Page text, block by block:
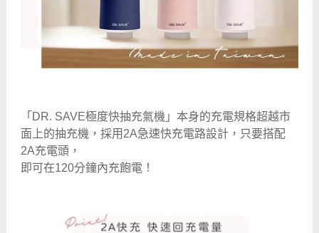
「DR. SAVE極度快抽充氣機」本身的充電規格超越市
面上的抽充機，採用2A急速快充電路設計，只要搭配
2A充電頭，
即可在120分鐘內充飽電 ！